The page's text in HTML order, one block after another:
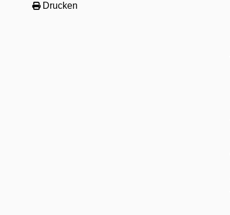
Drucken